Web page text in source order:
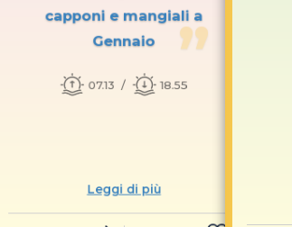
capponi e mangiali a
Gennaio
07.13 18.55
Leggi di più